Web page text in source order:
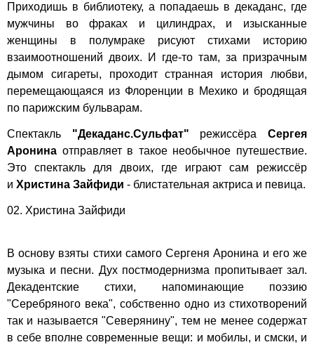
Приходишь в библиотеку, а попадаешь в декаданс, где
мужчины во фраках и цилиндрах, и изысканные
женщины в полумраке рисуют стихами историю
взаимоотношений двоих. И где-то там, за призрачным
дымом сигареты, проходит странная история любви,
перемещающаяся из Флоренции в Мехико и бродящая
по парижским бульварам.
Спектакль "Декаданс.Сульфат" режиссёраСергея
Аронина отправляет в такое необычное путешествие.
Это спектакль для двоих, где играют сам режиссёр
и Христина Зайфиди - блистательная актриса и певица.
02. Христина Зайфиди
В основу взяты стихи самого Сергеня Аронина и его же
музыка и песни. Дух постмодернизма пропитывает зал.
Декадентские стихи, напоминающие поэзию
"Серебряного века", собственно одно из стихотворений
так и называется "Северянину", тем не менее содержат
в себе вполне современные вещи: и мобилы, и смски, и